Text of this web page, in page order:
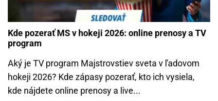
Kde pozerať MS v hokeji 2026: online prenosy a TV
program
Aký je TV program Majstrovstiev sveta v ľadovom
hokeji 2026? Kde zápasy pozerať, kto ich vysiela,
kde nájdete online prenosy a live...